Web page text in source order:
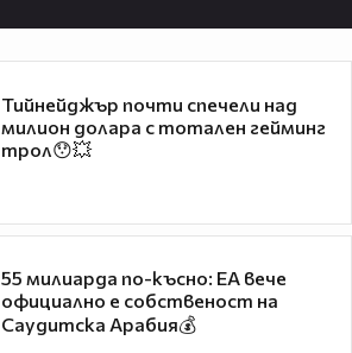
Тийнейджър почти спечели над
милион долара с тотален гейминг
трол😯💥
55 милиарда по-късно: EA вече
официално е собственост на
Саудитска Арабия💰